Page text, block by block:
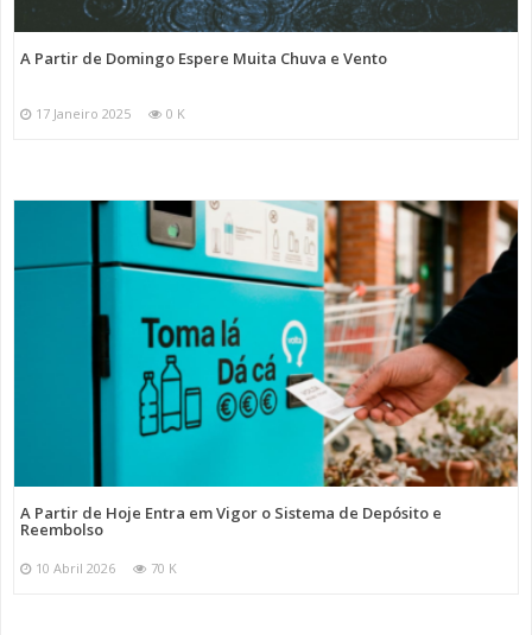
A Partir de Domingo Espere Muita Chuva e Vento
17 Janeiro 2025 0 K
A Partir de Hoje Entra em Vigor o Sistema de Depósito e
Reembolso
10 Abril 2026 70 K